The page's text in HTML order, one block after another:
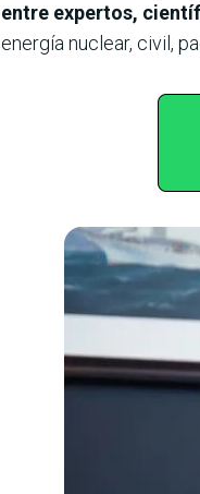
entre expertos,
energía nuclear, civil,